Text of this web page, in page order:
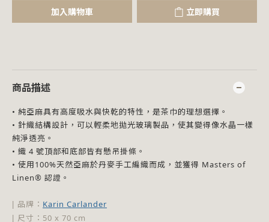
加入購物車 立即購買
商品描述
• 純亞麻具有高度吸水與快乾的特性，是茶巾的理想選擇。
• 針織結構設計，可以輕柔地拋光玻璃製品，使其變得像水晶一樣
純淨透亮。
• 織 4 號頂部和底部皆有懸吊掛條。
• 使用100%天然亞麻於丹麥手工編織而成，並獲得 Masters of
Linen® 認證。
品牌 ： Karin Carlander
尺寸 ： 50 x 70 cm